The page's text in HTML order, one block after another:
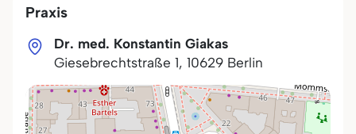
Praxis
Dr. med. Konstantin Giakas
Giesebrechtstraße 1, 10629 Berlin